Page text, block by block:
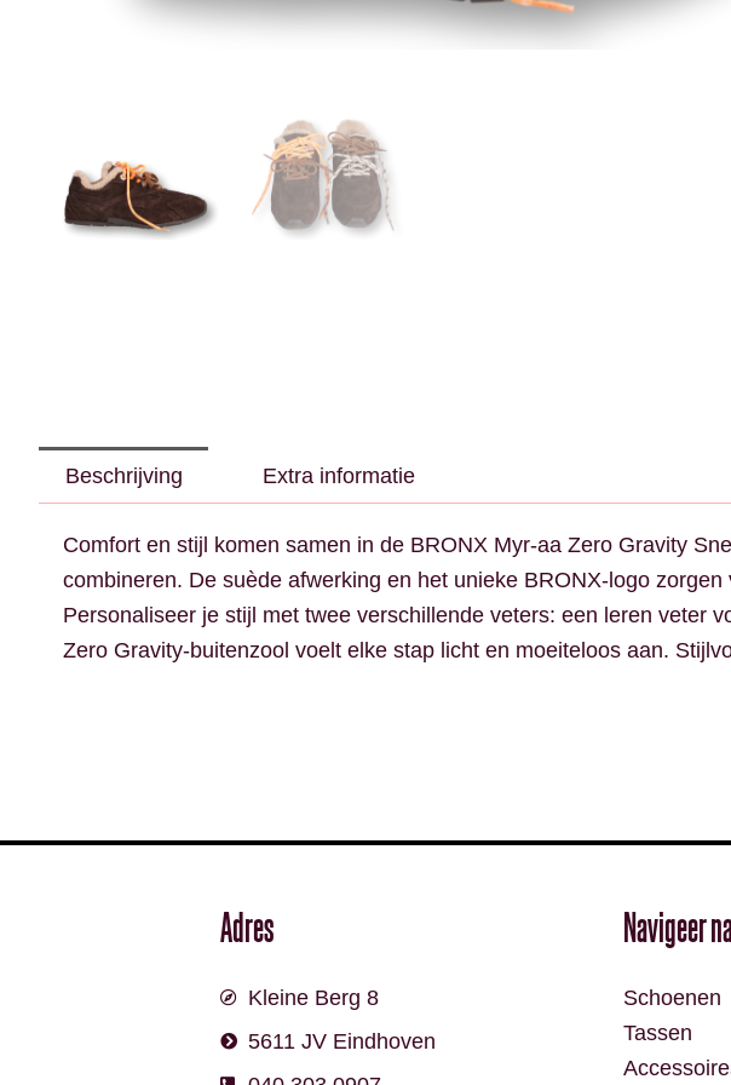
Beschrijving Extra informatie
Comfort en stijl komen samen in de BRONX Myr-aa Zero Gravity
combineren. De suède afwerking en het unieke BRONX-logo
Personaliseer je stijl met twee verschillende veters: een leren veter
Zero Gravity-buitenzool voelt elke stap licht en moeiteloos aan.
Adres
Kleine Berg 8
5611 JV Eindhoven
Navigeer
Schoenen
Tassen